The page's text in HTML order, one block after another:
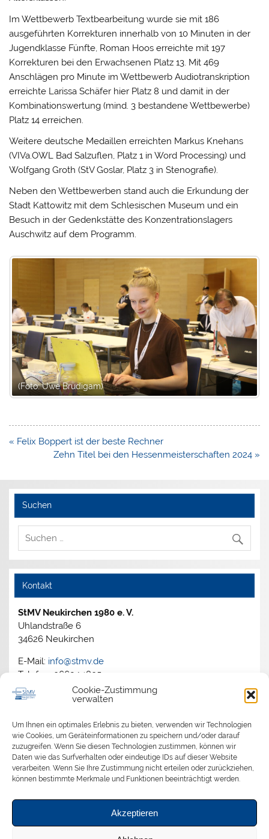
Cookie-Zustimmung
verwalten
Um Ihnen ein optimales Erlebnis zu bieten, verwenden wir Technologien
wie Cookies, um Geräteinformationen zu speichern und/oder darauf
zuzugreifen. Wenn Sie diesen Technologien zustimmen, können wir
Daten wie das Surfverhalten oder eindeutige IDs auf dieser Website
verarbeiten. Wenn Sie Ihre Zustimmung nicht erteilen oder zurückziehen,
können bestimmte Merkmale und Funktionen beeinträchtigt werden.
Akzeptieren
Im Wettbewerb Textbearbeitung wurde sie mit 186
ausgeführten Korrekturen innerhalb von 10 Minuten in der
Jugendklasse Fünfte, Roman Hoos erreichte mit 197
Korrekturen bei den Erwachsenen Platz 13. Mit 469
Anschlägen pro Minute im Wettbewerb Audiotranskription
erreichte Larissa Schäfer hier Platz 8 und damit in der
Kombinationswertung (mind. 3 bestandene Wettbewerbe)
Platz 14 erreichen.
Weitere deutsche Medaillen erreichten Markus Knehans
(VIVa.OWL Bad Salzuflen, Platz 1 in Word Processing) und
Wolfgang Groth (StV Goslar, Platz 3 in Stenografie).
Neben den Wettbewerben stand auch die Erkundung der
Stadt Kattowitz mit dem Schlesischen Museum und ein
Besuch in der Gedenkstätte des Konzentrationslagers
Auschwitz auf dem Programm.
Uwe Brüdigam) (Foto:
Beitragsnavigation
« Felix Boppert ist der beste Rechner
Zehn Titel bei den Hessenmeisterschaften 2024 »
Suchen
Kontakt
StMV Neukirchen 1980 e. V.
Uhlandstraße 6
34626 Neukirchen
E-Mail: info@stmv.de
Telefon: 06694 1805
Archiv
2026
2025
2024